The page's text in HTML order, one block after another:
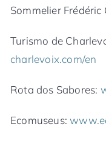
Sommelier Frédéric
Turismo de
charlevoix.com/en
Rota dos Sabores:
Ecomuseus: